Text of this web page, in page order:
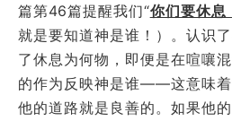
篇第46篇提醒我们“你们要休息
就是要知道神是谁！）。认识
了休息为何物，即便是在喧嚷
的作为反映神是谁——这意味着
他的道路就是良善的。如果他